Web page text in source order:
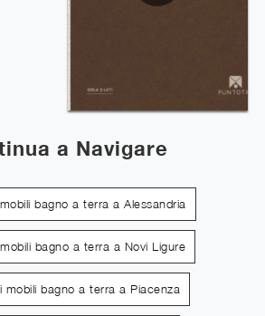
a Navigare
bagno a terra a Alessandria
bagno a terra a Novi Ligure
mobili bagno a terra a Piacenza